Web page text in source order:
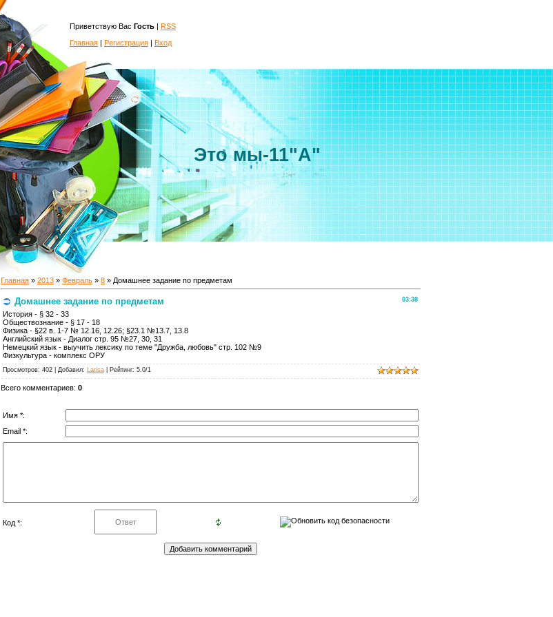
Приветствую Вас Гость | RSS
Главная | Регистрация | Вход
Это мы-11"А"
Главная » 2013 » Февраль » 8 » Домашнее задание по предметам
03:38
Домашнее задание по предметам
История - § 32 - 33
Обществознание - § 17 - 18
Физика - §22 в. 1-7 № 12.16, 12.26; §23.1 №13.7, 13.8
Английский язык - Диалог стр. 95 №27, 30, 31
Немецкий язык - выучить лексику по теме "Дружба, любовь" стр. 102 №9
Физкультура - комплекс ОРУ
Просмотров: 402 | Добавил: Larisa Рейтинг: 5.0/1
Всего комментариев: 0
Имя *:
Email *:
Код *: